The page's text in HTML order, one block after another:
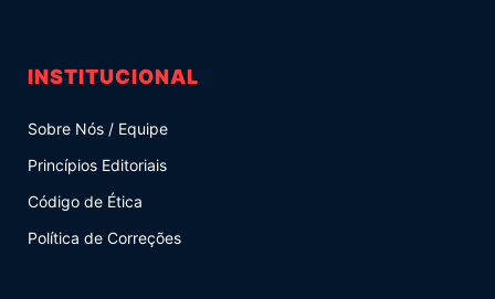
INSTITUCIONAL
Sobre Nós / Equipe
Princípios Editoriais
Código de Ética
Política de Correções